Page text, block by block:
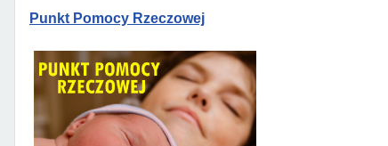
Punkt Pomocy Rzeczowej